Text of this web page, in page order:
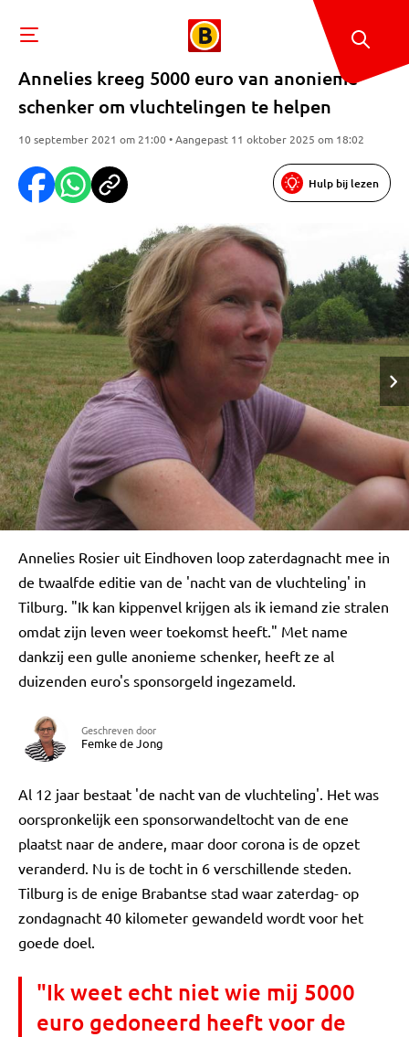
Annelies kreeg 5000 euro van anonieme
schenker om vluchtelingen te helpen
10 september 2021 om 21:00 • Aangepast 11 oktober 2025 om 18:02
Hulp bij lezen
Annelies Rosier uit Eindhoven loop zaterdagnacht mee in
de twaalfde editie van de 'nacht van de vluchteling' in
Tilburg. "Ik kan kippenvel krijgen als ik iemand zie stralen
omdat zijn leven weer toekomst heeft." Met name
dankzij een gulle anonieme schenker, heeft ze al
duizenden euro's sponsorgeld ingezameld.
Geschreven door
Femke de Jong
Al 12 jaar bestaat 'de nacht van de vluchteling'. Het was
oorspronkelijk een sponsorwandeltocht van de ene
plaatst naar de andere, maar door corona is de opzet
veranderd. Nu is de tocht in 6 verschillende steden.
Tilburg is de enige Brabantse stad waar zaterdag- op
zondagnacht 40 kilometer gewandeld wordt voor het
goede doel.
"Ik weet echt niet wie mij 5000
euro gedoneerd heeft voor de